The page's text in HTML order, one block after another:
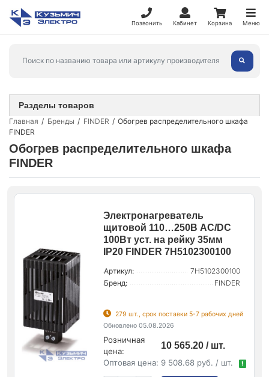
Позвонить Кабинет Корзина Меню
Главная Бренды FINDER
Обогрев распределительного шкафа
FINDER
Обогрев распределительного шкафа
FINDER
Электронагреватель
щитовой 110…250В AC/DC
100Вт уст. на рейку 35мм
IP20 FINDER 7H5102300100
Артикул:
7H5102300100
Бренд:
FINDER
279 шт., срок поставки 5-7 рабочих дней
Обновлено 05.08.2026
Розничная
цена:
10 565.20 / шт.
Оптовая цена: 9 508.68 руб. / шт. !
Разделы товаров